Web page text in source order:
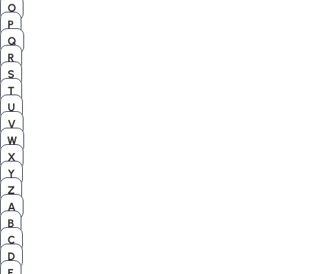
O
P
Q
R
S
T
U
V
W
X
Y
Z
A
B
C
D